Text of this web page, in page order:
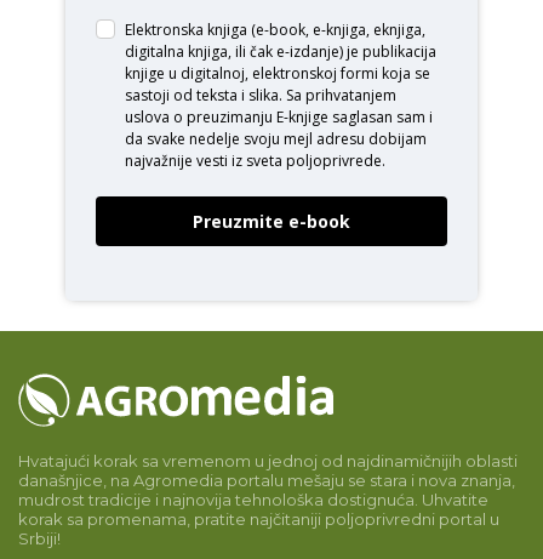
Elektronska knjiga (e-book, e-knjiga, eknjiga,
digitalna knjiga, ili čak e-izdanje) je publikacija
knjige u digitalnoj, elektronskoj formi koja se
sastoji od teksta i slika. Sa prihvatanjem
uslova o preuzimanju E-knjige saglasan sam i
da svake nedelje svoju mejl adresu dobijam
najvažnije vesti iz sveta poljoprivrede.
Preuzmite e-book
Hvatajući korak sa vremenom u jednoj od najdinamičnijih oblasti
današnjice, na Agromedia portalu mešaju se stara i nova znanja,
mudrost tradicije i najnovija tehnološka dostignuća. Uhvatite
korak sa promenama, pratite najčitaniji poljoprivredni portal u
Srbiji!